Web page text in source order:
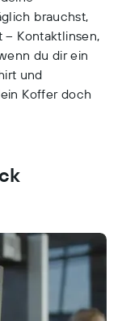
brauchst,
– Kontaktlinsen,
du dir ein
und
Koffer doch